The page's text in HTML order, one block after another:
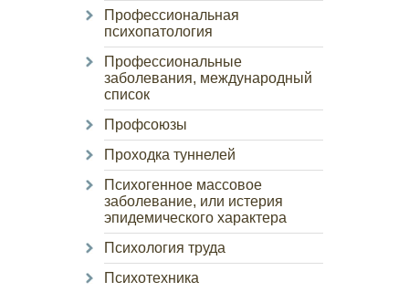
Профессиональная
психопатология
Профессиональные
заболевания, международный
список
Профсоюзы
Проходка туннелей
Психогенное массовое
заболевание, или истерия
эпидемического характера
Психология труда
Психотехника